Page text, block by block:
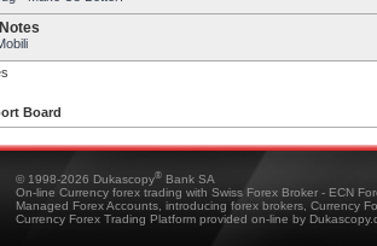
Board
© 1998-2026 Dukascopy® Bank SA
On-line Currency forex trading with Swiss Forex Broker - ECN
Managed Forex Accounts, introducing forex brokers, Currency
Currency Forex Trading Platform provided on-line by